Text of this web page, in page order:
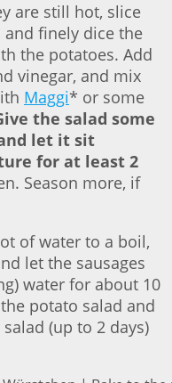
are still hot, slice
finely dice the
the potatoes. Add
vinegar, and mix
Maggi* or some
the salad some
let it sit
for at least 2
Season more, if
of water to a boil,
let the sausages
water for about 10
potato salad and
(up to 2 days)